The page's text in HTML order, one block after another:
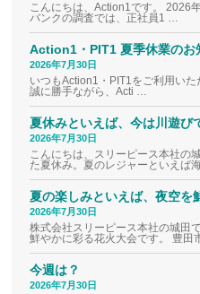
こんにちは、Action1です。 2026
バンクの調査では、正社員1 …
Action1・PIT1 夏季休業のお
2026年7月30日
いつもAction1・PIT1をご利用いた
誠に勝手ながら、Acti …
夏休みといえば、今は川遊び
2026年7月30日
こんにちは、スリーピース本社の
た夏休み。夏のレジャーといえば
夏の楽しみといえば、夜空を
2026年7月30日
株式会社スリーピース本社の城田
鮮やかに彩る花火大会です。 豊田
今週は？
2026年7月30日